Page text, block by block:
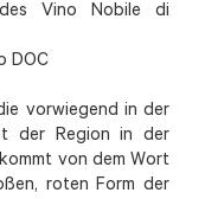
Vino Nobile di
DOC
vorwiegend in der
der Region in der
von dem Wort
roten Form der